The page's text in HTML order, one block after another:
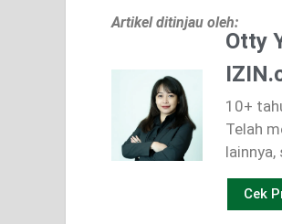
Artikel ditinjau oleh:
Otty
10+
Telah
lainnya,
Cek